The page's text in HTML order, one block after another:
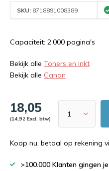
SKU: 8718891008389
Capaciteit: 2.000 pagina's
Bekijk alle Toners en inkt
Bekijk alle Canon
18,05
(14,92 Excl. btw)
Koop nu, betaal op rekening
>100.000 Klanten gingen